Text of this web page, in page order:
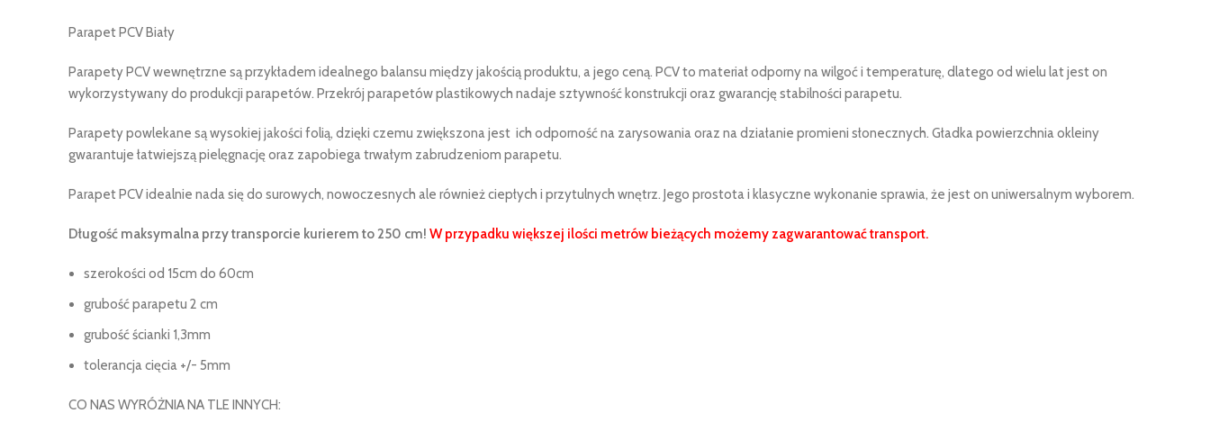
Parapet PCV Biały
Parapety PCV wewnętrzne są przykładem idealnego balansu między jakością produktu, a jego ceną. PCV to materiał odporny na wilgoć i temperaturę, dlatego od wielu lat jest on
wykorzystywany do produkcji parapetów. Przekrój parapetów plastikowych nadaje sztywność konstrukcji oraz gwarancję stabilności parapetu.
Parapety powlekane są wysokiej jakości folią, dzięki czemu zwiększona jest ich odporność na zarysowania oraz na działanie promieni słonecznych. Gładka powierzchnia okleiny
gwarantuje łatwiejszą pielęgnację oraz zapobiega trwałym zabrudzeniom parapetu.
Parapet PCV idealnie nada się do surowych, nowoczesnych ale również ciepłych i przytulnych wnętrz. Jego prostota i klasyczne wykonanie sprawia, że jest on uniwersalnym wyborem.
Długość maksymalna przy transporcie kurierem to 250 cm! W przypadku większej ilości metrów bieżących możemy zagwarantować transport.
szerokości od 15cm do 60cm
grubość parapetu 2 cm
grubość ścianki 1,3mm
tolerancja cięcia +/- 5mm
CO NAS WYRÓŻNIA NA TLE INNYCH: